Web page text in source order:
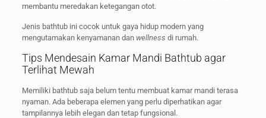
membantu meredakan ketegangan otot.
Jenis bathtub ini cocok untuk gaya hidup modern yang
mengutamakan kenyamanan dan wellness di rumah.
Tips Mendesain Kamar Mandi Bathtub agar
Terlihat Mewah
Memiliki bathtub saja belum tentu membuat kamar mandi terasa
nyaman. Ada beberapa elemen yang perlu diperhatikan agar
tampilannya lebih elegan dan tetap fungsional.